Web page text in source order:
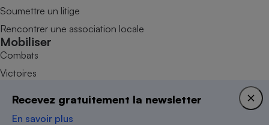
Recevez gratuitement la newsletter
En savoir plus
Soumettre un litige
Rencontrer une association locale
Mobiliser
Combats
Victoires
Devenir bénévole